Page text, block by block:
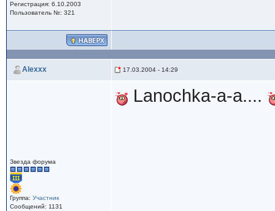
Регистрация: 6.10.2003
Пользователь №: 321
Alexxx 17.03.2004 - 14:29
Звезда форума
Группа: Участник
Сообщений: 1131
Lanochka-a-a....